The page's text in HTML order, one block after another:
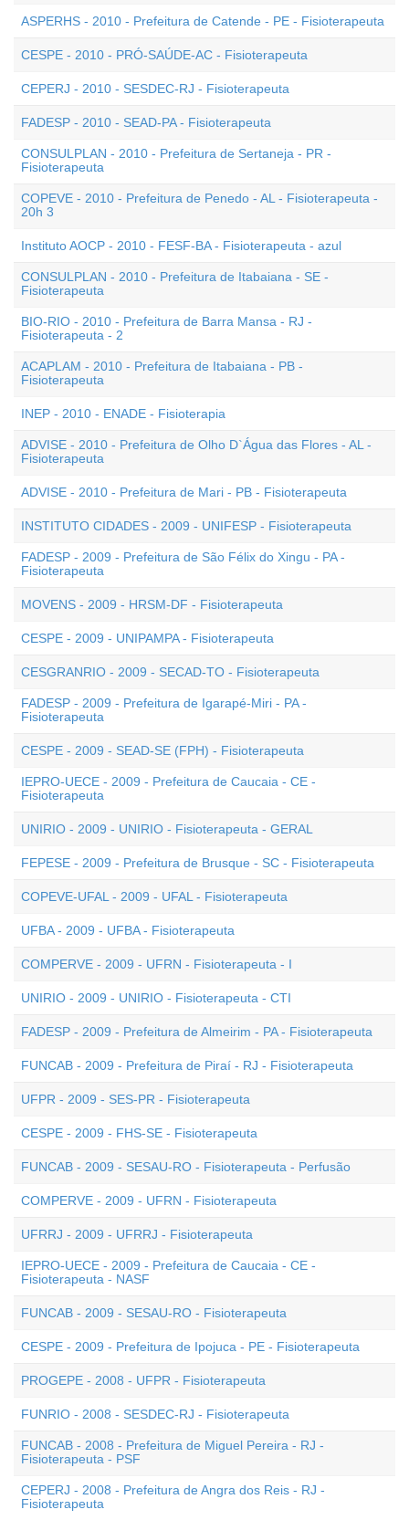
ASPERHS - 2010 - Prefeitura de Catende - PE - Fisioterapeuta
CESPE - 2010 - PRÓ-SAÚDE-AC - Fisioterapeuta
CEPERJ - 2010 - SESDEC-RJ - Fisioterapeuta
FADESP - 2010 - SEAD-PA - Fisioterapeuta
CONSULPLAN - 2010 - Prefeitura de Sertaneja - PR -
Fisioterapeuta
COPEVE - 2010 - Prefeitura de Penedo - AL - Fisioterapeuta -
20h 3
Instituto AOCP - 2010 - FESF-BA - Fisioterapeuta - azul
CONSULPLAN - 2010 - Prefeitura de Itabaiana - SE -
Fisioterapeuta
BIO-RIO - 2010 - Prefeitura de Barra Mansa - RJ -
Fisioterapeuta - 2
ACAPLAM - 2010 - Prefeitura de Itabaiana - PB -
Fisioterapeuta
INEP - 2010 - ENADE - Fisioterapia
ADVISE - 2010 - Prefeitura de Olho D`Água das Flores - AL -
Fisioterapeuta
ADVISE - 2010 - Prefeitura de Mari - PB - Fisioterapeuta
INSTITUTO CIDADES - 2009 - UNIFESP - Fisioterapeuta
FADESP - 2009 - Prefeitura de São Félix do Xingu - PA -
Fisioterapeuta
MOVENS - 2009 - HRSM-DF - Fisioterapeuta
CESPE - 2009 - UNIPAMPA - Fisioterapeuta
CESGRANRIO - 2009 - SECAD-TO - Fisioterapeuta
FADESP - 2009 - Prefeitura de Igarapé-Miri - PA -
Fisioterapeuta
CESPE - 2009 - SEAD-SE (FPH) - Fisioterapeuta
IEPRO-UECE - 2009 - Prefeitura de Caucaia - CE -
Fisioterapeuta
UNIRIO - 2009 - UNIRIO - Fisioterapeuta - GERAL
FEPESE - 2009 - Prefeitura de Brusque - SC - Fisioterapeuta
COPEVE-UFAL - 2009 - UFAL - Fisioterapeuta
UFBA - 2009 - UFBA - Fisioterapeuta
COMPERVE - 2009 - UFRN - Fisioterapeuta - I
UNIRIO - 2009 - UNIRIO - Fisioterapeuta - CTI
FADESP - 2009 - Prefeitura de Almeirim - PA - Fisioterapeuta
FUNCAB - 2009 - Prefeitura de Piraí - RJ - Fisioterapeuta
UFPR - 2009 - SES-PR - Fisioterapeuta
CESPE - 2009 - FHS-SE - Fisioterapeuta
FUNCAB - 2009 - SESAU-RO - Fisioterapeuta - Perfusão
COMPERVE - 2009 - UFRN - Fisioterapeuta
UFRRJ - 2009 - UFRRJ - Fisioterapeuta
IEPRO-UECE - 2009 - Prefeitura de Caucaia - CE -
Fisioterapeuta - NASF
FUNCAB - 2009 - SESAU-RO - Fisioterapeuta
CESPE - 2009 - Prefeitura de Ipojuca - PE - Fisioterapeuta
PROGEPE - 2008 - UFPR - Fisioterapeuta
FUNRIO - 2008 - SESDEC-RJ - Fisioterapeuta
FUNCAB - 2008 - Prefeitura de Miguel Pereira - RJ -
Fisioterapeuta - PSF
CEPERJ - 2008 - Prefeitura de Angra dos Reis - RJ -
Fisioterapeuta